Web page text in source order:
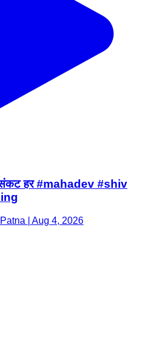
संकट हर #mahadev #shiv
| Aug 4, 2026